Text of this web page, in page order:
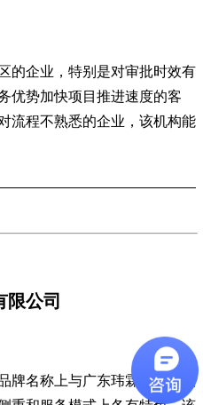
的企业，特别是对审批时效有
优势加快项目推进速度的客
流程不熟悉的企业，该机构能
限公司
牌名称上与广东玮霖环保科技